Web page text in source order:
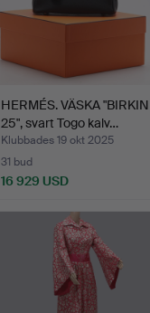
HERMÉS. VÄSKA "BIRKIN
25", svart Togo kalv…
Klubbades 19 okt 2025
31 bud
16 929 USD